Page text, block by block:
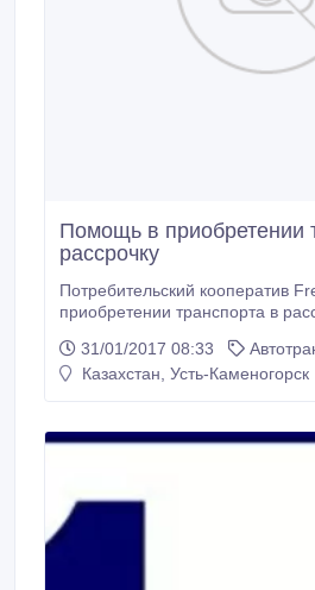
Помощь в приобретении
рассрочку
Потребительский кооператив
приобретении транспорта в
документов - Первоначальный
Досрочное погашение без
31/01/2017 08:33
Казахстан, Усть-Каменогорск